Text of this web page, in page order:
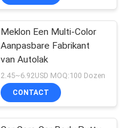
Meklon Een Multi-Color
Aanpasbare Fabrikant
van Autolak
2.45~6.92USD MOQ:100 Dozen
CONTACT